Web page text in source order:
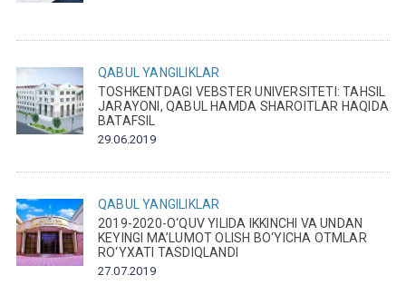
QABUL
YANGILIKLAR
TOSHKENTDAGI VEBSTER UNIVERSITETI: TAHSIL
JARAYONI, QABUL HAMDA SHAROITLAR HAQIDA
BATAFSIL
29.06.2019
QABUL
YANGILIKLAR
2019-2020-O‘QUV YILIDA IKKINCHI VA UNDAN
KEYINGI MA’LUMOT OLISH BO‘YICHA OTMLAR
RO‘YXATI TASDIQLANDI
27.07.2019